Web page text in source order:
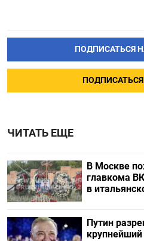
ПОДПИСАТЬСЯ
ПОДПИСАТЬСЯ
ЧИТАТЬ ЕЩЕ
В Москве
главкома
в
Путин
крупнейший